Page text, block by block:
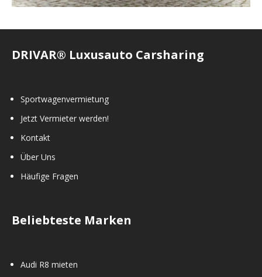
DRIVAR® Luxusauto Carsharing
Sportwagenvermietung
Jetzt Vermieter werden!
Kontakt
Über Uns
Häufige Fragen
Beliebteste Marken
Audi R8 mieten